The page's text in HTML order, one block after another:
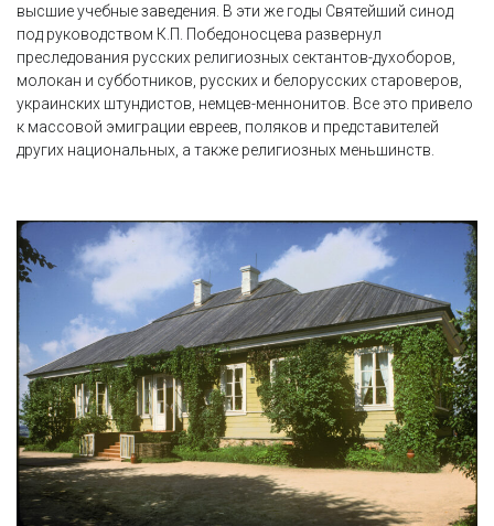
высшие учебные заведения. В эти же годы Святейший синод
под руководством К.П. Победоносцева развернул
преследования русских религиозных сектантов-духоборов,
молокан и субботников, русских и белорусских староверов,
украинских штундистов, немцев-меннонитов. Все это привело
к массовой эмиграции евреев, поляков и представителей
других национальных, а также религиозных меньшинств.